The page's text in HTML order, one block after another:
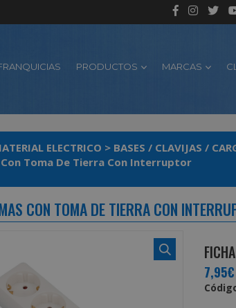
PRODUCTOS MARCAS
ELECTRICO > BASES / CLAVIJAS /
4 Tomas Con Toma De Tierra Con Interruptor
CON TOMA DE TIERRA CON
7,95€